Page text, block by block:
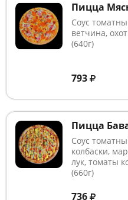
Пицца
Соус
ветчина,
(640г)
793
Пицца
Соус
колбаски,
лук, томаты
(660г)
736